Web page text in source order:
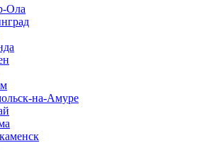
Ола
на-Амуре